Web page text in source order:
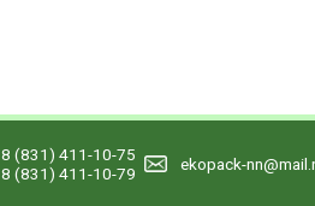
8 (831) 411-10-75
8 (831) 411-10-79
ekopack-